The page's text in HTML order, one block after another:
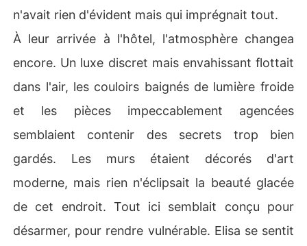
n'avait rien d'évident mais qui imprégnait tout.
À leur arrivée à l'hôtel, l'atmosphère changea
encore. Un luxe discret mais envahissant flottait
dans l'air, les couloirs baignés de lumière froide
et les pièces impeccablement agencées
semblaient contenir des secrets trop bien
gardés. Les murs étaient décorés d'art
moderne, mais rien n'éclipsait la beauté glacée
de cet endroit. Tout ici semblait conçu pour
désarmer, pour rendre vulnérable. Elisa se sentit